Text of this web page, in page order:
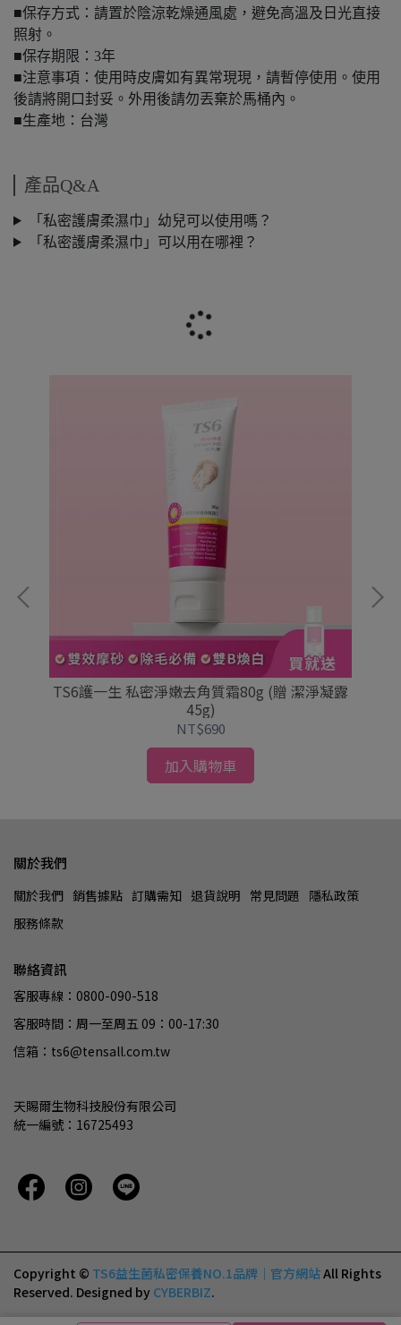
■保存方式：請置於陰涼乾燥通風處，避免高溫及日光直接
照射。
■保存期限：3年
■注意事項：使用時皮膚如有異常現現，請暫停使用。使用
後請將開口封妥。外用後請勿丟棄於馬桶內。
■生產地：台灣
產品Q&A
「私密護膚柔濕巾」幼兒可以使用嗎？
「私密護膚柔濕巾」可以用在哪裡？
TS6護一生 私密淨嫩去角質霜80g (贈 潔淨凝露
45g)
NT$690
加入購物車
關於我們
關於我們 銷售據點 訂購需知 退貨說明 常見問題 隱私政策
服務條款
聯絡資訊
客服專線：0800-090-518
客服時間：周一至周五 09：00-17:30
信箱：ts6@tensall.com.tw
天賜爾生物科技股份有限公司
統一編號：16725493
Copyright © TS6益生菌私密保養NO.1品牌｜官方網站All Rights
Reserved. Designed by CYBERBIZ.